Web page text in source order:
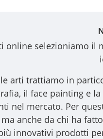
online selezioniamo il
arti trattiamo in
il face painting e
nel mercato. Per
anche da chi ha
innovativi prodotti